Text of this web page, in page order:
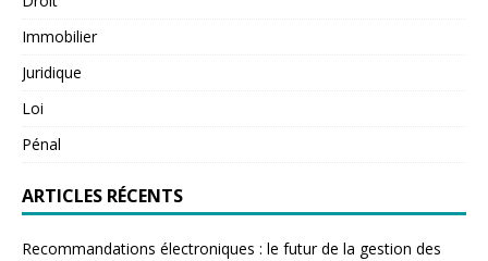
Immobilier
Juridique
Loi
Pénal
ARTICLES RÉCENTS
Recommandations électroniques : le futur de la gestion des